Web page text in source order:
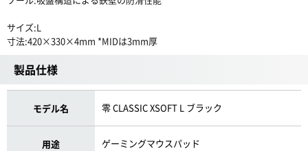
サイズ:L
寸法:420×330×4mm *MIDは3mm厚
製品仕様
モデル名 零 CLASSIC XSOFT L ブラック
用途 ゲーミングマウスパッド